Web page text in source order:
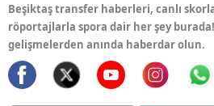
Beşiktaş transfer haberleri, canlı
röportajlarla spora dair her şey
gelişmelerden anında haberdar olun.